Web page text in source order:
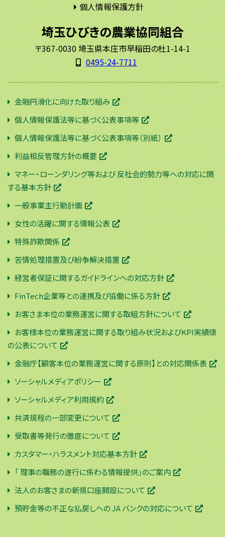
個人情報保護方針
埼玉ひびきの農業協同組合
〒367-0030 埼玉県本庄市早稲田の杜1-14-1
0495-24-7711
金融円滑化に向けた取り組み
個人情報保護法等に基づく公表事項等
個人情報保護法等に基づく公表事項等（別紙）
利益相反管理方針の概要
マネー・ローンダリング等および 反社会的勢力等への対応に関
する基本方針
一般事業主行動計画
女性の活躍に関する情報公表
特殊詐欺関係
苦情処理措置及び紛争解決措置
経営者保証に関するガイドラインへの対応方針
FinTech企業等との連携及び協働に係る方針
お客さま本位の業務運営に関する取組方針について
お客様本位の業務運営に関する取り組み状況およびKPI実績値
の公表について
金融庁【顧客本位の業務運営に関する原則】との対応関係表
ソーシャルメディアポリシー
ソーシャルメディア利用規約
共済規程の一部変更について
受取書等発行の徹底について
カスタマー・ハラスメント対応基本方針
「 理事の職務の遂行に係わる情報提供」のご案内
法人のお客さまの新規口座開設について
預貯金等の不正な払戻しへの JA バンクの対応について